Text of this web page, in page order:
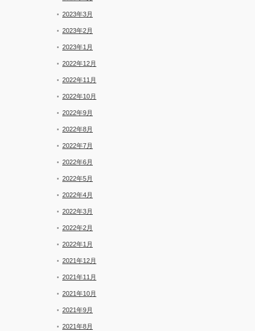
2023年3月
2023年2月
2023年1月
2022年12月
2022年11月
2022年10月
2022年9月
2022年8月
2022年7月
2022年6月
2022年5月
2022年4月
2022年3月
2022年2月
2022年1月
2021年12月
2021年11月
2021年10月
2021年9月
2021年8月